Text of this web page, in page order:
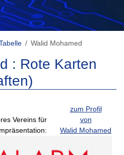
Walid Mohamed
: Rote Karten
zum Profil
von
Walid Mohamed
Vereins für